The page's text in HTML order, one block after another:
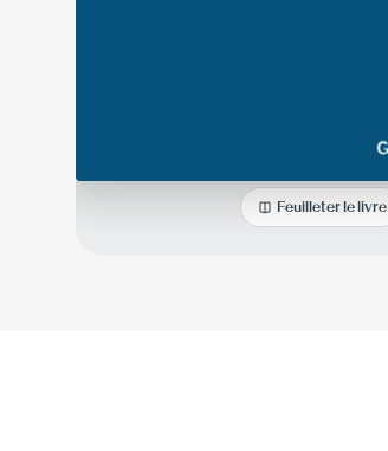
Feuilleter le livre